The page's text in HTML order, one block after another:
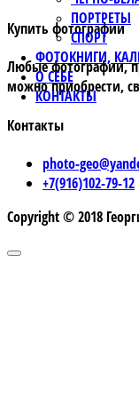
ПОРТРЕТЫ
СПОРТ
ФОТОКНИГИ,
О СЕБЕ
КОНТАКТЫ
Купить фотографии
Любые фотографии,
можно приобрести,
Контакты
photo-
+7(916)102-79-12
Copyright © 2018